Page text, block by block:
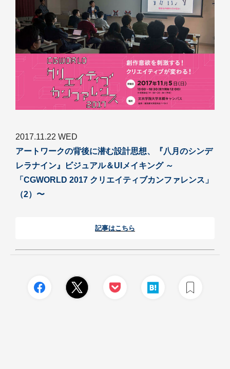
2017.11.22 WED
アートワークの背後に潜む設計思想、『八月のシンデ
レラナイン』ビジュアル＆UIメイキング ～
「CGWORLD 2017 クリエイティブカンファレンス」
（2）〜
記事はこちら